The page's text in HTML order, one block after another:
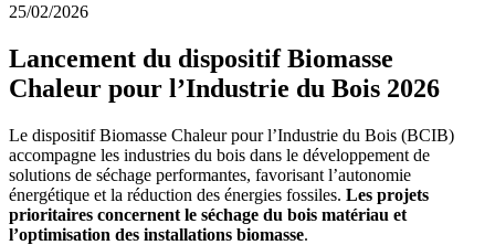
25/02/2026
Lancement du dispositif Biomasse
Chaleur pour l’Industrie du Bois 2026
Le dispositif Biomasse Chaleur pour l’Industrie du Bois (BCIB)
accompagne les industries du bois dans le développement de
solutions de séchage performantes, favorisant l’autonomie
énergétique et la réduction des énergies fossiles. Les projets
prioritaires concernent le séchage du bois matériau et
l’optimisation des installations biomasse.